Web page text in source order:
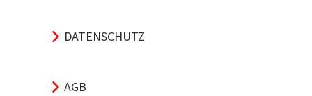
DATENSCHUTZ
AGB